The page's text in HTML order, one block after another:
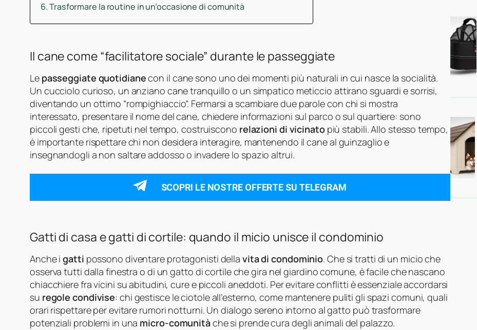
Trasformare la routine in un’occasione di comunità
Il cane come “facilitatore sociale” durante le passeggiate
Le passeggiate quotidianecon il cane sono uno dei momenti più naturali in cui nasce la socialità.
Un cucciolo curioso, un anziano cane tranquillo o un simpatico meticcio attirano sguardi e sorrisi,
diventando un ottimo “rompighiaccio”. Fermarsi a scambiare due parole con chi si mostra
interessato, presentare il nome del cane, chiedere informazioni sul parco o sul quartiere: sono
piccoli gesti che, ripetuti nel tempo, costruiscono relazioni di vicinatopiù stabili. Allo stesso tempo,
è importante rispettare chi non desidera interagire, mantenendo il cane al guinzaglio e
insegnandogli a non saltare addosso o invadere lo spazio altrui.
SCOPRI LE NOSTRE OFFERTE SU TELEGRAM
Gatti di casa e gatti di cortile: quando il micio unisce il condominio
Anche igatti possono diventare protagonisti della vita di condominio. Che si tratti di un micio che
osserva tutti dalla finestra o di un gatto di cortile che gira nel giardino comune, è facile che nascano
chiacchiere fra vicini su abitudini, cure e piccoli aneddoti. Per evitare conflitti è essenziale accordarsi
su regole condivise: chi gestisce le ciotole all’esterno, come mantenere puliti gli spazi comuni, quali
orari rispettare per evitare rumori notturni. Un dialogo sereno intorno al gatto può trasformare
potenziali problemi in una micro-comunitàche si prende cura degli animali del palazzo.